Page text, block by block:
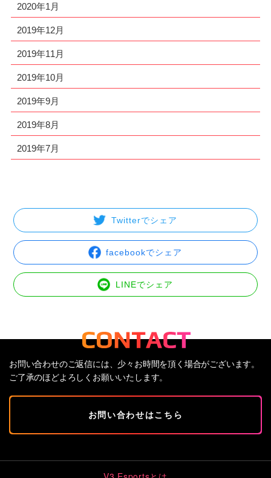
2020年1月
2019年12月
2019年11月
2019年10月
2019年9月
2019年8月
2019年7月
Twitterでシェア
facebookでシェア
LINEでシェア
お問い合わせのご返信には、少々お時間を頂く場合がございます。
ご了承のほどよろしくお願いいたします。
お問い合わせはこちら